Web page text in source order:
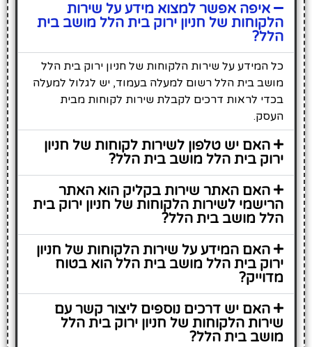
איפה אפשר למצוא מידע על שירות
הלקוחות של חניון ירוק בית הלל מושב בית
הלל?
כל המידע על שירות הלקוחות של חניון ירוק בית הלל
מושב בית הלל רשום למעלה בעמוד, יש לגלול למעלה
בכדי לראות דרכים לקבלת שירות לקוחות מבית
העסק.
האם יש טלפון לשירות לקוחות של חניון
ירוק בית הלל מושב בית הלל?
האם האתר שירות בקליק הוא האתר
הרישמי לשירות הלקוחות של חניון ירוק בית
הלל מושב בית הלל?
האם המידע על שירות הלקוחות של חניון
ירוק בית הלל מושב בית הלל הוא בטוח
מדוייק?
האם יש דרכים נוספים ליצור קשר עם
שירות הלקוחות של חניון ירוק בית הלל
מושב בית הלל?